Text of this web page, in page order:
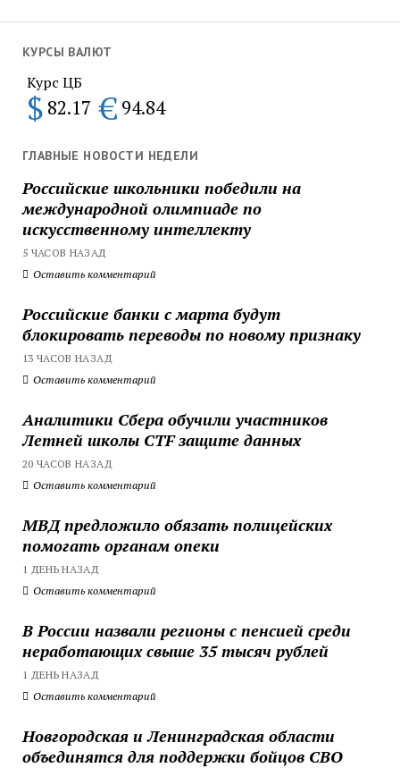
КУРСЫ ВАЛЮТ
Курс ЦБ
$ 82.17 € 94.84
ГЛАВНЫЕ НОВОСТИ НЕДЕЛИ
Российские школьники победили на
международной олимпиаде по
искусственному интеллекту
5 ЧАСОВ НАЗАД
Оставить комментарий
Российские банки с марта будут
блокировать переводы по новому признаку
13 ЧАСОВ НАЗАД
Оставить комментарий
Аналитики Сбера обучили участников
Летней школы CTF защите данных
20 ЧАСОВ НАЗАД
Оставить комментарий
МВД предложило обязать полицейских
помогать органам опеки
1 ДЕНЬ НАЗАД
Оставить комментарий
В России назвали регионы с пенсией среди
неработающих свыше 35 тысяч рублей
1 ДЕНЬ НАЗАД
Оставить комментарий
Новгородская и Ленинградская области
объединятся для поддержки бойцов СВО